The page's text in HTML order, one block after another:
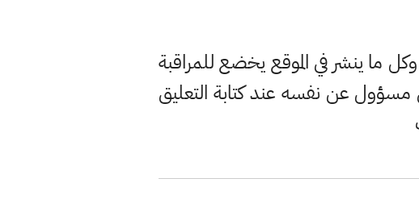
ما ينشر في الموقع يخضع للمراقبة
عن نفسه عند كتابة التعليق